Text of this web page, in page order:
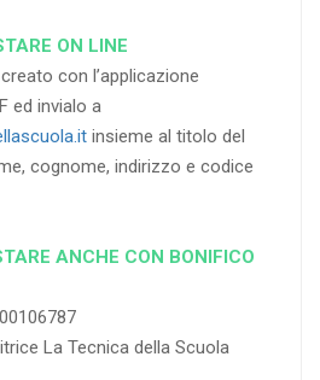
ON LINE
con l’applicazione
ed invialo a
insieme al titolo del
cognome, indirizzo e codice
ANCHE CON BONIFICO
La Tecnica della Scuola